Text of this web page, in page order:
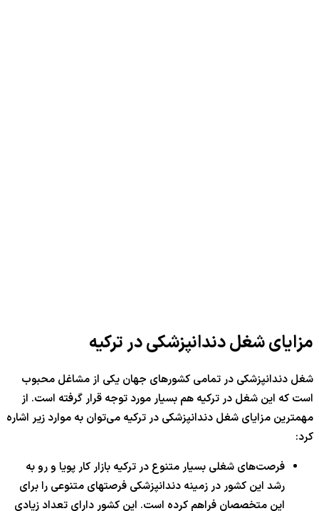
مزایای شغل دندانپزشکی در ترکیه
شغل دندانپزشکی در تمامی کشورهای جهان یکی از مشاغل محبوب
است که این شغل در ترکیه هم بسیار مورد توجه قرار گرفته است. از
مهمترین مزایای شغل دندانپزشکی در ترکیه می‌توان به موارد زیر اشاره
کرد:
فرصت‌های شغلی بسیار متنوع در ترکیه بازار کار پویا و رو به
رشد این کشور در زمینه دندانپزشکی فرصتهای متنوعی را برای
این متخصصان فراهم کرده است. این کشور دارای تعداد زیادی